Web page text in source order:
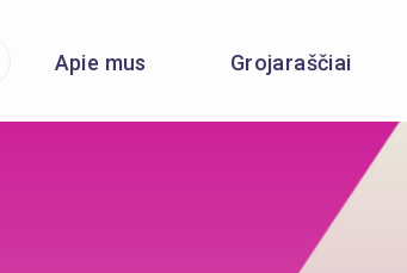
Apie mus Grojaraščiai